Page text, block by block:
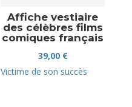
Affiche vestiaire
des célèbres films
comiques français
39,00 €
Victime de son succès